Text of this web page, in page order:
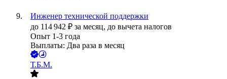
Инженер технической поддержки
до 114 942 ₽ за месяц, до вычета налогов
Опыт 1-3 года
Выплаты: Два раза в месяц
Т.Б.М.